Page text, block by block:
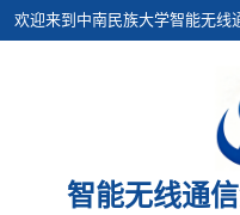
欢迎来到中南民族大学智能无线
智能无线通